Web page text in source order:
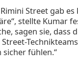
Street gab
stellte Kumar
sagen sie, dass
sicher fühlen.“